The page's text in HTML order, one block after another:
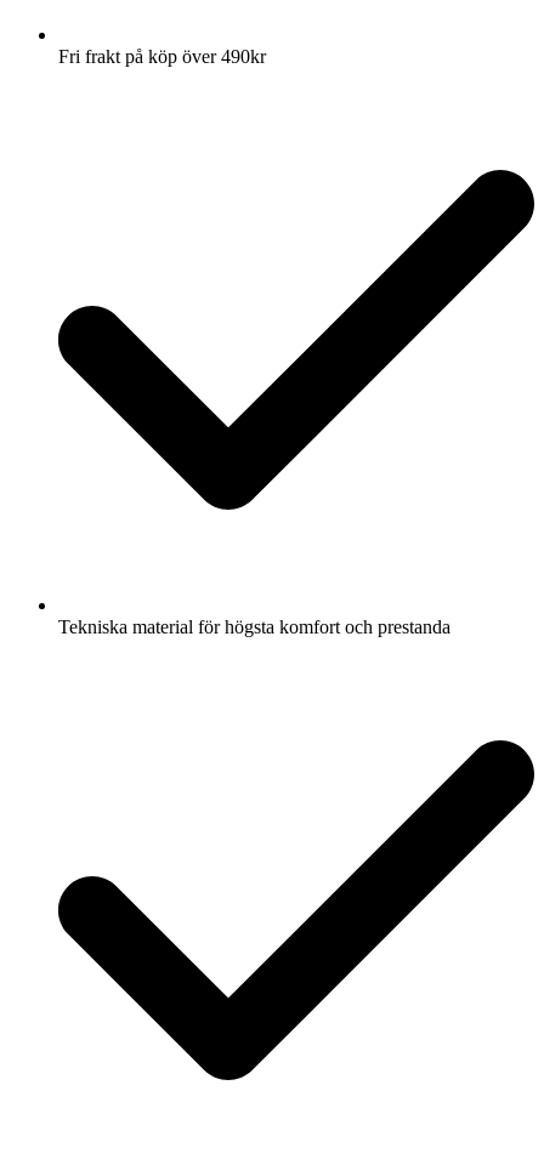
Fri frakt på köp över 490kr
Tekniska material för högsta komfort och prestanda